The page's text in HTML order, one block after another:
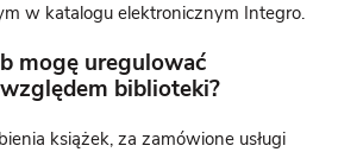
w katalogu elektronicznym Integro.
mogę uregulować
biblioteki?
książek, za zamówione usługi